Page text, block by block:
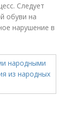
Следует
обуви на
нарушение в